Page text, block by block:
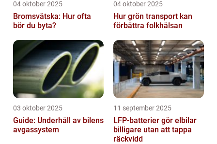
04 oktober 2025
Bromsvätska: Hur ofta
bör du byta?
04 oktober 2025
Hur grön transport kan
förbättra folkhälsan
03 oktober 2025
Guide: Underhåll av bilens
avgassystem
11 september 2025
LFP-batterier gör elbilar
billigare utan att tappa
räckvidd